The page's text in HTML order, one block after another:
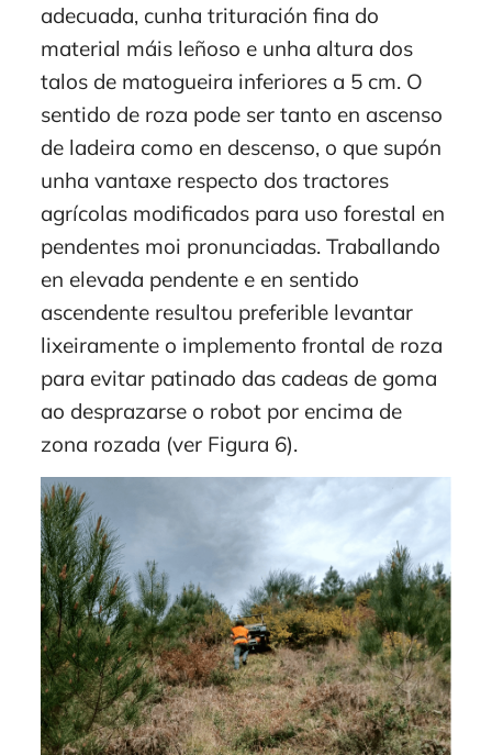
adecuada, cunha trituración fina do
material máis leñoso e unha altura dos
talos de matogueira inferiores a 5 cm. O
sentido de roza pode ser tanto en ascenso
de ladeira como en descenso, o que supón
unha vantaxe respecto dos tractores
agrícolas modificados para uso forestal en
pendentes moi pronunciadas. Traballando
en elevada pendente e en sentido
ascendente resultou preferible levantar
lixeiramente o implemento frontal de roza
para evitar patinado das cadeas de goma
ao desprazarse o robot por encima de
zona rozada (ver Figura 6).